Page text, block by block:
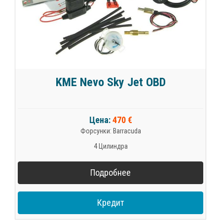
KME Nevo Sky Jet OBD
Цена:470 €
Форсунки: Barracuda
4 Цилиндра
Подробнее
Кредит